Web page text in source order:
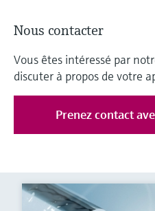
Nous contacter
Vous êtes intéressé par
discuter à propos de votre
Prenez contact